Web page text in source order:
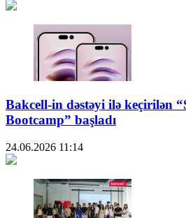
Bakcell-in dəstəyi ilə keçirilən
Bootcamp” başladı
24.06.2026 11:14